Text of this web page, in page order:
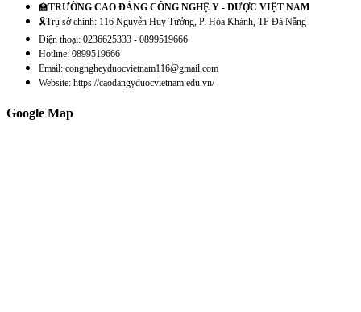
🏫TRƯỜNG CAO ĐẲNG CÔNG NGHỆ Y - DƯỢC VIỆT NAM
🎗️Trụ sở chính: 116 Nguyễn Huy Tưởng, P. Hòa Khánh, TP Đà Nẵng
Điện thoại: 0236625333 - 0899519666
Hotline: 0899519666
Email: congngheyduocvietnam116@gmail.com
Website: https://caodangyduocvietnam.edu.vn/
Google Map